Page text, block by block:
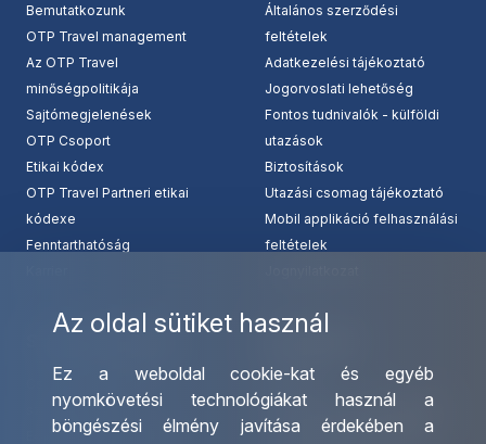
Az oldal sütiket használ
Ez a weboldal cookie-kat és egyéb
nyomkövetési technológiákat használ a
böngészési élmény javítása érdekében a
Bemutatkozunk
OTP Travel management
Az OTP Travel
minőségpolitikája
Sajtómegjelenések
OTP Csoport
Etikai kódex
OTP Travel Partneri etikai
kódexe
Fenntarthatóság
Általános szerződési
feltételek
Adatkezelési tájékoztató
Jogorvoslati lehetőség
Fontos tudnivalók - külföldi
utazások
Biztosítások
Utazási csomag tájékoztató
Mobil applikáció felhasználási
feltételek
Csoportos utazások
szervezése
Egyéni utak szervezése
Irodáink
Utazásszervező partnereink
Viszonteladó Partnereink